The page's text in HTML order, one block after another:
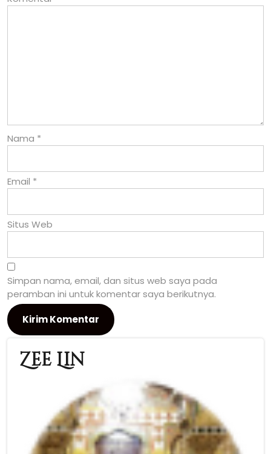
Nama *
Email *
Situs Web
Simpan nama, email, dan situs web saya pada
peramban ini untuk komentar saya berikutnya.
Zee Lin